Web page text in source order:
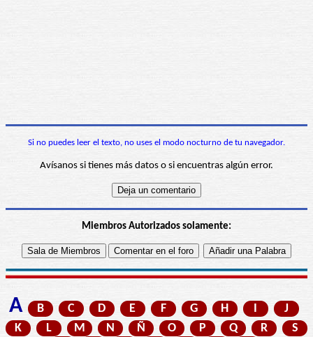
Si no puedes leer el texto, no uses el modo nocturno de tu navegador.
Avísanos si tienes más datos o si encuentras algún error.
Miembros Autorizados solamente:
A B C D E F G H I
J
K
L M N Ñ O P Q R
S